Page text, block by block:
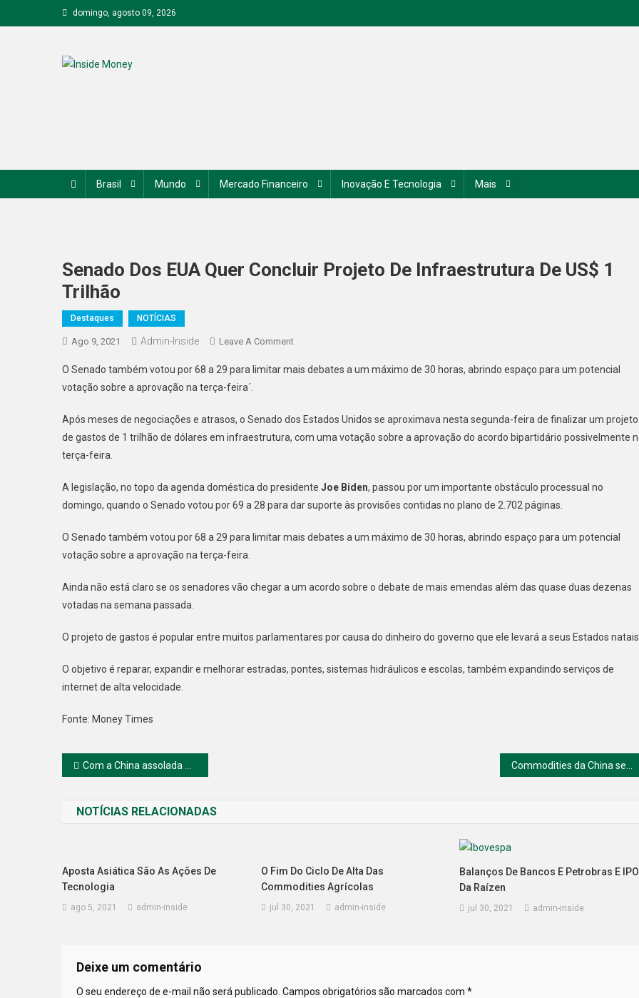
to
domingo, agosto 09, 2026
Brasil Mundo Mercado Financeiro Inovação E Tecnologia Mais
Senado Dos EUA Quer Concluir Projeto De Infraestrutura De US$ 1
Trilhão
Destaques NOTÍCIAS
Ago 9, 2021 Admin-Inside Leave A CommentOn
Dos
Concluir
Projeto
De
US$
Trilhão
O Senado também votou por 68 a 29 para limitar mais debates a um máximo de 30 horas, abrindo espaço para um potencial
votação sobre a aprovação na terça-feira´.
Após meses de negociações e atrasos, o Senado dos Estados Unidos se aproximava nesta segunda-feira de finalizar um projeto
de gastos de 1 trilhão de dólares em infraestrutura, com uma votação sobre a aprovação do acordo bipartidário possivelmente
terça-feira.
A legislação, no topo da agenda doméstica do presidente Joe Biden, passou por um importante obstáculo processual no
domingo, quando o Senado votou por 69 a 28 para dar suporte às provisões contidas no plano de 2.702 páginas.
O Senado também votou por 68 a 29 para limitar mais debates a um máximo de 30 horas, abrindo espaço para um potencial
votação sobre a aprovação na terça-feira.
Ainda não está claro se os senadores vão chegar a um acordo sobre o debate de mais emendas além das quase duas dezenas
votadas na semana passada.
O projeto de gastos é popular entre muitos parlamentares por causa do dinheiro do governo que ele levará a seus Estados
O objetivo é reparar, expandir e melhorar estradas, pontes, sistemas hidráulicos e escolas, também expandindo serviços de
internet de alta velocidade.
Fonte: Money Times
Navegação
Post
Com a China assolada pela variante Delta, Petróleo despenca mais de 3%
NOTÍCIAS RELACIONADAS
Aposta Asiática São As Ações De
Tecnologia
ago 5, 2021 admin-inside
O Fim Do Ciclo De Alta Das
Commodities Agrícolas
jul 30, 2021 admin-inside
Balanços De Bancos E Petrobras E IPO
Da Raízen
jul 30, 2021 admin-inside
Deixe um comentário
O seu endereço de e-mail não será publicado. Campos obrigatórios são marcados com *